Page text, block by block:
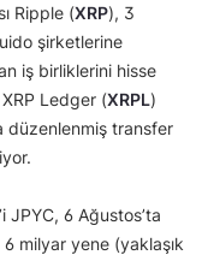
Ripple (XRP), 3
şirketlerine
iş birliklerini hisse
Ledger (XRPL)
düzenlenmiş transfer
JPYC, 6 Ağustos’ta
milyar yene (yaklaşık